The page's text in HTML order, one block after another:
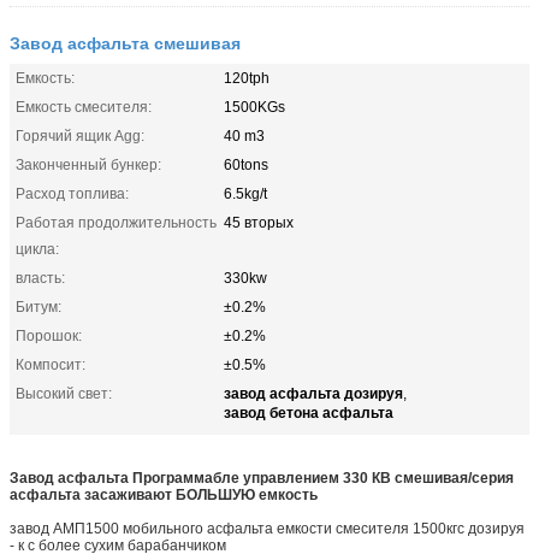
Завод асфальта смешивая
Емкость:
120tph
Емкость смесителя:
1500KGs
Горячий ящик Agg:
40 m3
Законченный бункер:
60tons
Расход топлива:
6.5kg/t
Работая продолжительность
цикла:
45 вторых
власть:
330kw
Битум:
±0.2%
Порошок:
±0.2%
Компосит:
±0.5%
Высокий свет:
завод асфальта дозируя,
завод бетона асфальта
Завод асфальта Программабле управлением 330 КВ смешивая/серия
асфальта засаживают БОЛЬШУЮ емкость
завод АМП1500 мобильного асфальта емкости смесителя 1500кгс дозируя
- к с более сухим барабанчиком